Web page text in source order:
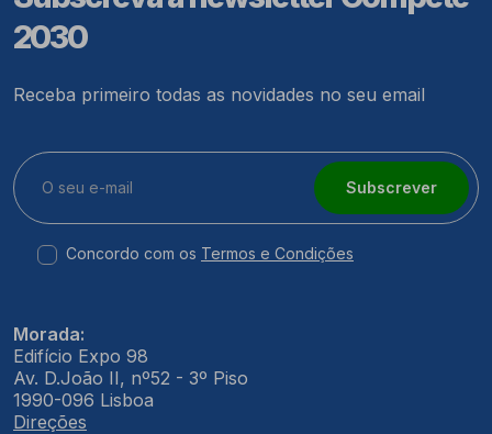
2030
Receba primeiro todas as novidades no seu email
Subscrever
Concordo com os Termos e Condições
Morada:
Edifício Expo 98
Av. D.João II, nº52 - 3º Piso
1990-096 Lisboa
Direções